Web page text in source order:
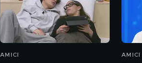
AMICI AMICI